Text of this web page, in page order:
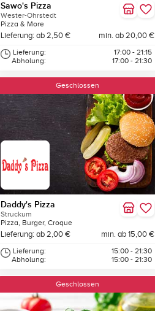
Sawo's Pizza
Wester-Ohrstedt
Pizza & More
Lieferung: ab 2,50 € min. ab 20,00 €
Lieferung:
Abholung:
17:00 - 21:15
17:00 - 21:30
Geschlossen
Daddy's Pizza
Struckum
Pizza, Burger, Croque
Lieferung: ab 2,00 € min. ab 15,00 €
Lieferung:
Abholung:
15:00 - 21:30
15:00 - 21:30
Geschlossen